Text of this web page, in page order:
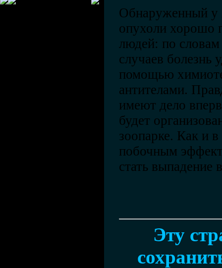
Обнаруженный у
опухоли хорошо
людей: по
случаев болезнь
помощью
антителами.
имеют дело
будет
зоопарке. Как и
побочным
стать выпадение
Эту